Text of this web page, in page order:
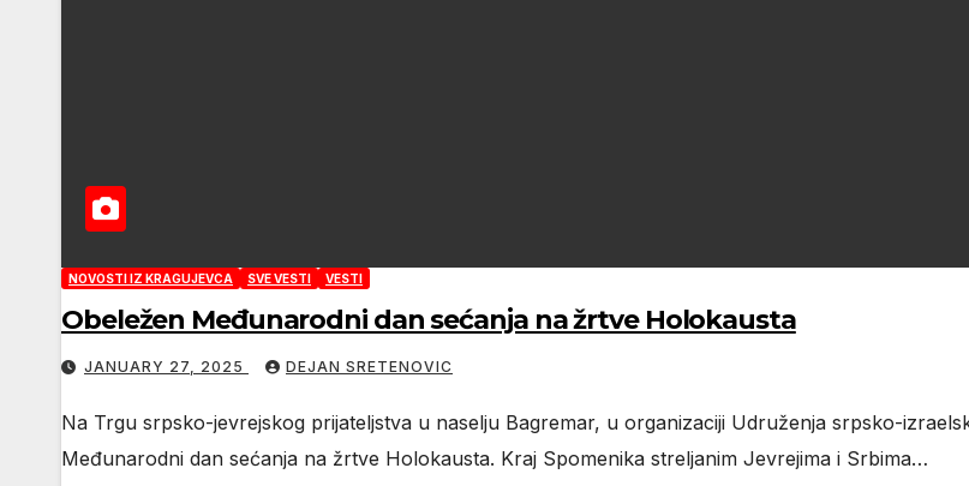
NOVOSTI IZ KRAGUJEVCA SVE VESTI VESTI
Obeležen Međunarodni dan sećanja na žrtve Holokausta
JANUARY 27, 2025 DEJAN SRETENOVIC
Na Trgu srpsko-jevrejskog prijateljstva u naselju Bagremar, u organizaciji Udruženja srpsko-
Međunarodni dan sećanja na žrtve Holokausta. Kraj Spomenika streljanim Jevrejima i Srbima…